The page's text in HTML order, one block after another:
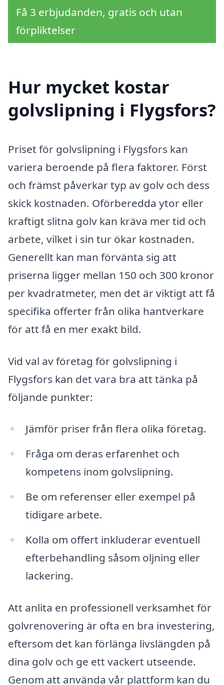
Få 3 erbjudanden, gratis och utan
förpliktelser
Hur mycket kostar
golvslipning i Flygsfors?
Priset för golvslipning i Flygsfors kan
variera beroende på flera faktorer. Först
och främst påverkar typ av golv och dess
skick kostnaden. Oförberedda ytor eller
kraftigt slitna golv kan kräva mer tid och
arbete, vilket i sin tur ökar kostnaden.
Generellt kan man förvänta sig att
priserna ligger mellan 150 och 300 kronor
per kvadratmeter, men det är viktigt att få
specifika offerter från olika hantverkare
för att få en mer exakt bild.
Vid val av företag för golvslipning i
Flygsfors kan det vara bra att tänka på
följande punkter:
Jämför priser från flera olika företag.
Fråga om deras erfarenhet och
kompetens inom golvslipning.
Be om referenser eller exempel på
tidigare arbete.
Kolla om offert inkluderar eventuell
efterbehandling såsom oljning eller
lackering.
Att anlita en professionell verksamhet för
golvrenovering är ofta en bra investering,
eftersom det kan förlänga livslängden på
dina golv och ge ett vackert utseende.
Genom att använda vår plattform kan du